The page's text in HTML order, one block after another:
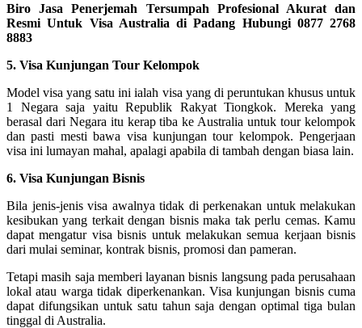
Biro Jasa Penerjemah Tersumpah Profesional Akurat dan
Resmi Untuk Visa Australia di Padang Hubungi 0877 2768
8883
5. Visa Kunjungan Tour Kelompok
Model visa yang satu ini ialah visa yang di peruntukan khusus untuk
1 Negara saja yaitu Republik Rakyat Tiongkok. Mereka yang
berasal dari Negara itu kerap tiba ke Australia untuk tour kelompok
dan pasti mesti bawa visa kunjungan tour kelompok. Pengerjaan
visa ini lumayan mahal, apalagi apabila di tambah dengan biasa lain.
6. Visa Kunjungan Bisnis
Bila jenis-jenis visa awalnya tidak di perkenakan untuk melakukan
kesibukan yang terkait dengan bisnis maka tak perlu cemas. Kamu
dapat mengatur visa bisnis untuk melakukan semua kerjaan bisnis
dari mulai seminar, kontrak bisnis, promosi dan pameran.
Tetapi masih saja memberi layanan bisnis langsung pada perusahaan
lokal atau warga tidak diperkenankan. Visa kunjungan bisnis cuma
dapat difungsikan untuk satu tahun saja dengan optimal tiga bulan
tinggal di Australia.